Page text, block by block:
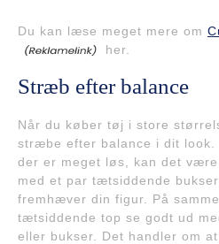
Du kan læse meget mere om
her.
Stræb efter balance
Når du køber tøj i store
stræbe efter balance i dit look.
der er meget løs, kan det
med et par tætsiddende
fremhæver din figur. På
tætsiddende top se godt ud
eller bukser. Det handler om